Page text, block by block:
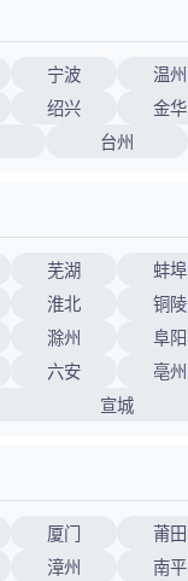
宁波 温州
绍兴 金华
台州
芜湖 蚌埠
淮北 铜陵
滁州 阜阳
六安 亳州
宣城
厦门 莆田
漳州 南平